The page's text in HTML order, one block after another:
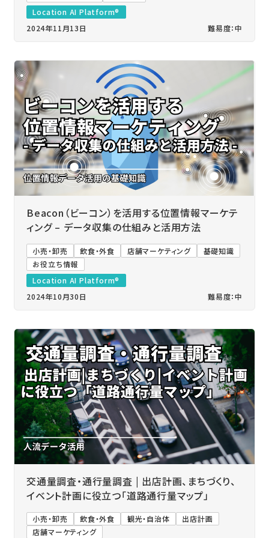
Location AI Platform®
2024年11月13日
難易度：中
Beacon（ビーコン）を活用する位置情報マーケテ
ィング – データ収集の仕組みと活用方法
小売・卸売 飲食・外食 店舗マーケティング
基礎知識
お役立ち情報
Location AI Platform®
2024年10月30日
難易度：中
交通量調査・通行量調査 | 出店計画、まちづくり、
イベント計画に役立つ「道路通行量マップ」
小売・卸売 飲食・外食 観光・自治体
出店計画
店舗マーケティング